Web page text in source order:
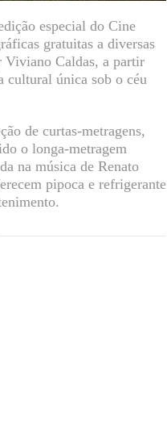
especial do Cine
gratuitas a diversas
Viviano Caldas, a partir
cultural única sob o céu
de curtas-metragens,
o longa-metragem
na música de Renato
pipoca e refrigerante